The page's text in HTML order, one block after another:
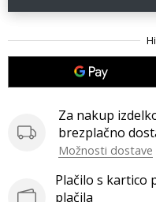
Za nakup
brezplačno
Možnosti dostave
Plačilo s kartico
plačila